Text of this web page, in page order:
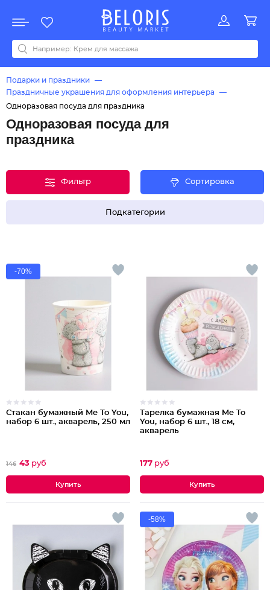
Акции
Все бренды
0-9ABCDEFGHIJKLMNOPQRSTUVWYZАБВДЗИМОКЛНПРСТУФ
Подарки и праздники
Праздничные украшения для оформления интерьера
Одноразовая посуда для праздника
Одноразовая посуда для
праздника
Фильтр Сортировка
Подкатегории
-70%
Стакан бумажный Me To You,
набор 6 шт., акварель, 250 мл
146 43 руб
Тарелка бумажная Me To
You, набор 6 шт., 18 см,
акварель
177 руб
-58%